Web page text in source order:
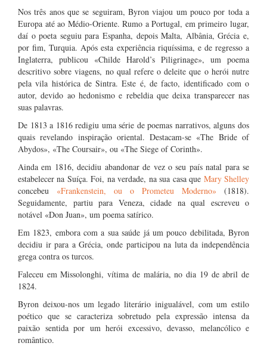
Nos três anos que se seguiram, Byron viajou um pouco por toda a
Europa até ao Médio-Oriente. Rumo a Portugal, em primeiro lugar,
daí o poeta seguiu para Espanha, depois Malta, Albânia, Grécia e,
por fim, Turquia. Após esta experiência riquíssima, e de regresso a
Inglaterra, publicou «Childe Harold’s Piligrinage», um poema
descritivo sobre viagens, no qual refere o deleite que o herói nutre
pela vila histórica de Sintra. Este é, de facto, identificado com o
autor, devido ao hedonismo e rebeldia que deixa transparecer nas
suas palavras.
De 1813 a 1816 redigiu uma série de poemas narrativos, alguns dos
quais revelando inspiração oriental. Destacam-se «The Bride of
Abydos», «The Coursair», ou «The Siege of Corinth».
Ainda em 1816, decidiu abandonar de vez o seu país natal para se
estabelecer na Suíça. Foi, na verdade, na sua casa que Mary Shelley
concebeu «Frankenstein, ou o Prometeu Moderno» (1818).
Seguidamente, partiu para Veneza, cidade na qual escreveu o
notável «Don Juan», um poema satírico.
Em 1823, embora com a sua saúde já um pouco debilitada, Byron
decidiu ir para a Grécia, onde participou na luta da independência
grega contra os turcos.
Faleceu em Missolonghi, vítima de malária, no dia 19 de abril de
1824.
Byron deixou-nos um legado literário inigualável, com um estilo
poético que se caracteriza sobretudo pela expressão intensa da
paixão sentida por um herói excessivo, devasso, melancólico e
romântico.